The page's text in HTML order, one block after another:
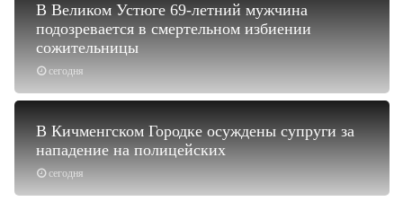
сегодня
В Великом Устюге 69-летний мужчина
подозревается в смертельном избиении
сожительницы
сегодня
В Кичменгском Городке осуждены супруги за
нападение на полицейских